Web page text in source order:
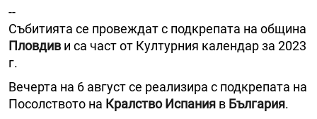
--
Събитията се провеждат с подкрепата на община
Пловдив и са част от Културния календар за 2023
г.
Вечерта на 6 август се реализира с подкрепата на
Посолството на Кралство Испания в България.